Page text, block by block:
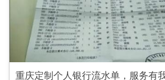
重庆定制个人银行流水单，服务有